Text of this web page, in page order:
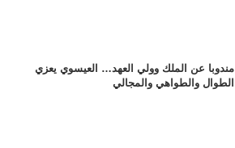
مندوبا عن الملك وولي العهد… العيسوي يعزي
الطوال والطواهي والمجالي